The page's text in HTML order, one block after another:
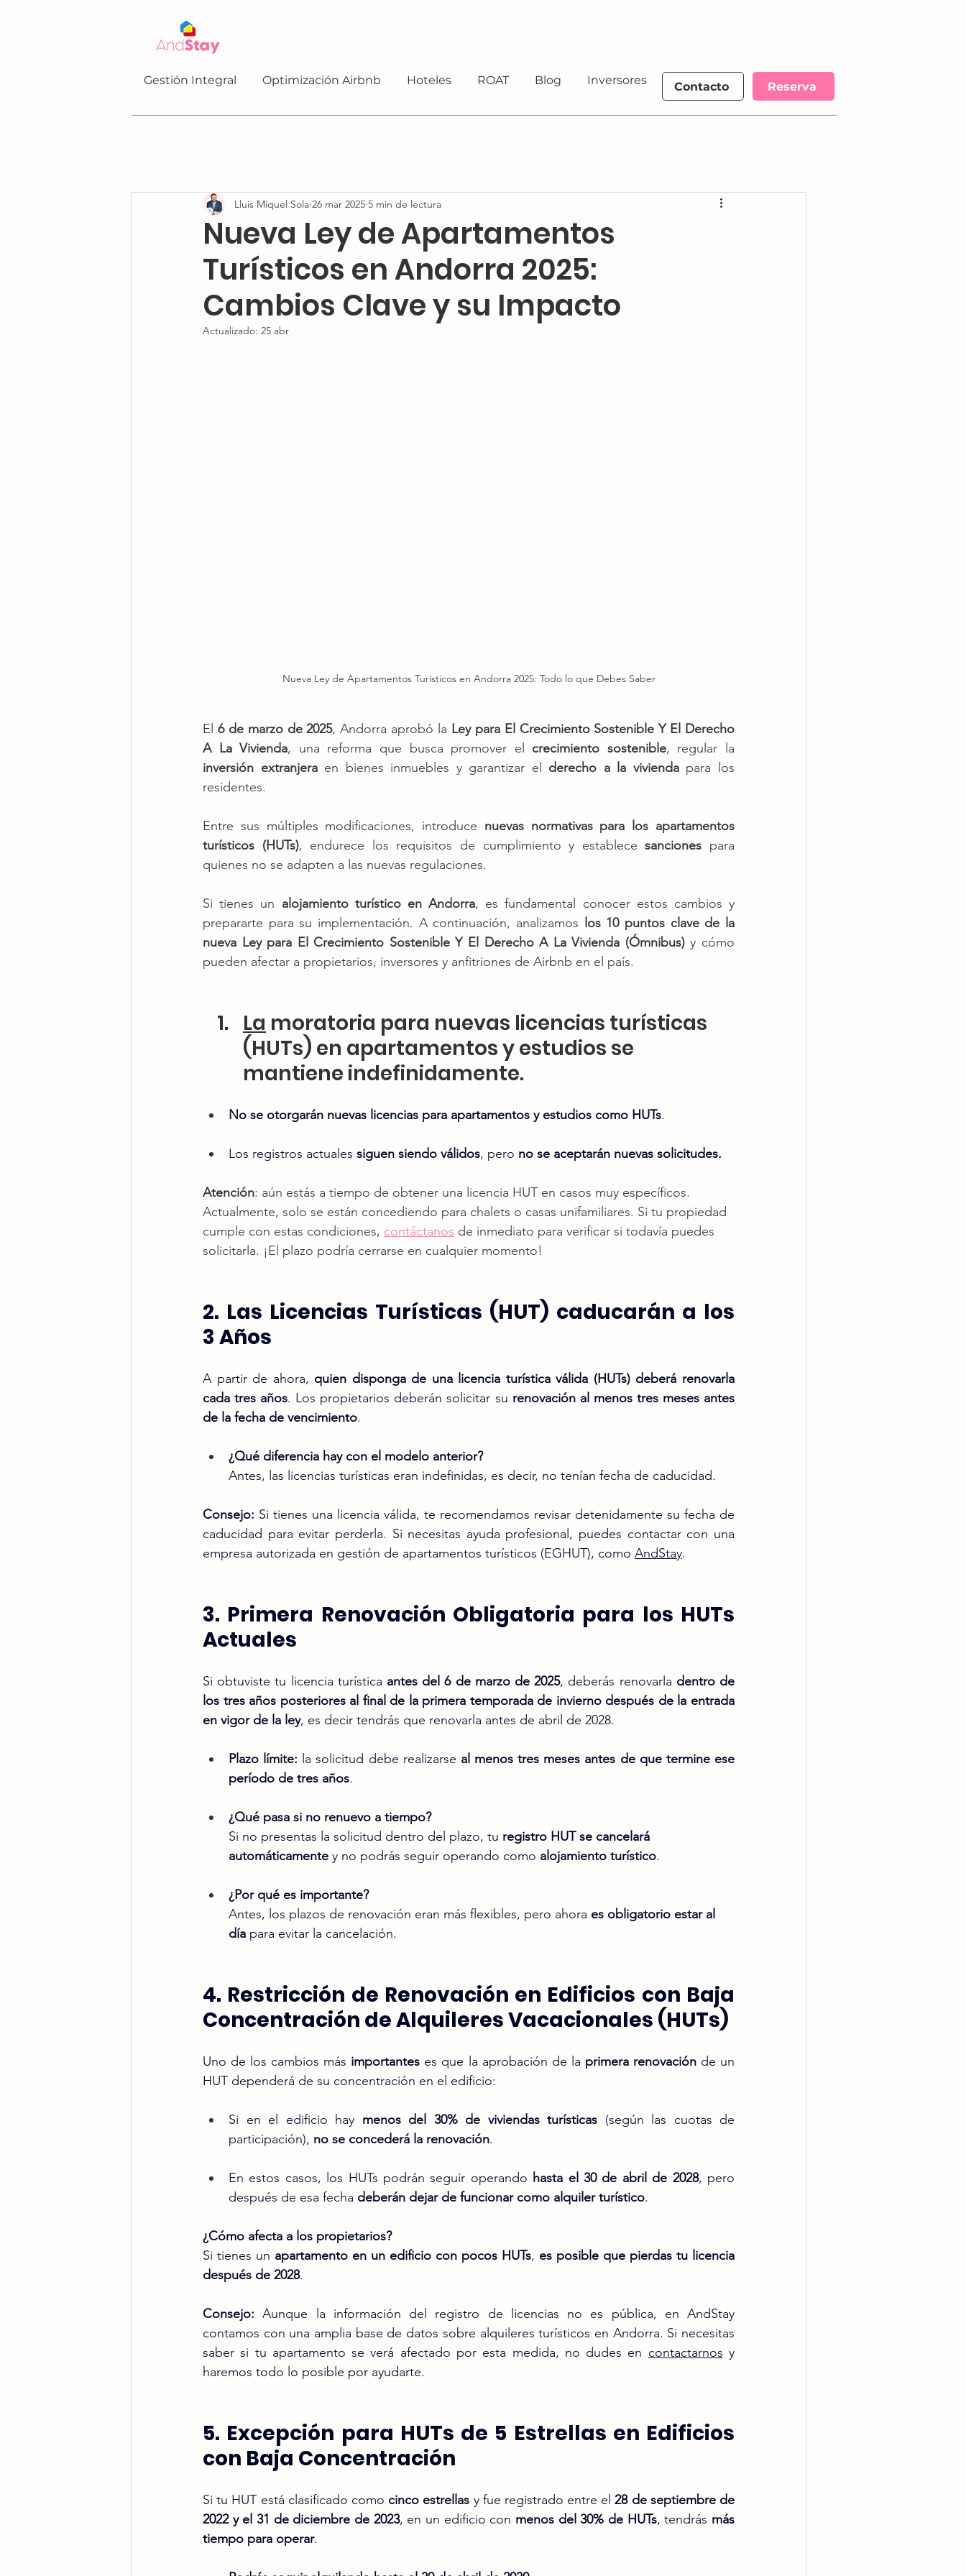
Gestión Integral Optimización Airbnb Hoteles ROAT Blog Inversores More
Contacto Reserva
Nueva Ley de Apartamentos
Turísticos en Andorra 2025:
Cambios Clave y su Impacto
Lluis Miquel Sola 26 mar 2025 5 min de lectura
Actualizado: 25 abr
Nueva Ley de Apartamentos Turísticos en Andorra 2025: Todo lo que Debes Saber
El 6 de marzo de 2025, Andorra aprobó la Ley para El Crecimiento Sostenible Y El Derecho
A La Vivienda, una reforma que busca promover el crecimiento sostenible
inversión extranjera en bienes inmuebles y garantizar el derecho a la vivienda para los
residentes.
Entre sus múltiples modificaciones, introduce nuevas normativas para los apartamentos
turísticos (HUTs), endurece los requisitos de cumplimiento y establece sanciones para
quienes no se adapten a las nuevas regulaciones.
Si tienes un alojamiento turístico en Andorra, es fundamental conocer estos cambios y
prepararte para su implementación. A continuación, analizamos
los 10 puntos clave de la
nueva Ley para El Crecimiento Sostenible Y El Derecho A La Vivienda (Ómnibus) y cómo
pueden afectar a propietarios, inversores y anfitriones de Airbnb en el país.
La moratoria para nuevas licencias turísticas
(HUTs) en apartamentos y estudios se
mantiene indefinidamente.
No se otorgarán nuevas licencias para apartamentos y estudios como HUTs.
Los registros actuales siguen siendo válidos, pero no se aceptarán nuevas solicitudes.
Atención: aún estás a tiempo de obtener una licencia HUT en casos muy específicos.
Actualmente, solo se están concediendo para chalets o casas unifamiliares. Si tu propiedad
cumple con estas condiciones, contáctanos de inmediato para verificar si todavía puedes
solicitarla. ¡El plazo podría cerrarse en cualquier momento!
2. Las Licencias Turísticas (HUT) caducarán a los
3 Años
A partir de ahora, quien disponga de una licencia turística válida (HUTs) deberá renovarla
cada tres años. Los propietarios deberán solicitar su renovación al menos tres meses antes
de la fecha de vencimiento.
¿Qué diferencia hay con el modelo anterior?
Antes, las licencias turísticas eran indefinidas, es decir, no tenían fecha de caducidad.
Consejo: Si tienes una licencia válida, te recomendamos revisar detenidamente su fecha de
caducidad para evitar perderla. Si necesitas ayuda profesional, puedes contactar con una
empresa autorizada en gestión de apartamentos turísticos (EGHUT), como AndStay.
3. Primera Renovación Obligatoria para los HUTs
Actuales
Si obtuviste tu licencia turística antes del 6 de marzo de 2025, deberás renovarla dentro de
los tres años posteriores al final de la primera temporada de invierno después de la entrada
en vigor de la ley, es decir tendrás que renovarla antes de abril de 2028.
Plazo límite: la solicitud debe realizarse al menos tres meses antes de que termine ese
período de tres años.
¿Qué pasa si no renuevo a tiempo?
Si no presentas la solicitud dentro del plazo, tu registro HUT se cancelará
automáticamente y no podrás seguir operando como alojamiento turístico.
¿Por qué es importante?
Antes, los plazos de renovación eran más flexibles, pero ahora es obligatorio estar al
día para evitar la cancelación.
4. Restricción de Renovación en Edificios con Baja
Concentración de Alquileres Vacacionales (HUTs)
Uno de los cambios más importantes es que la aprobación de la primera renovación de un
HUT dependerá de su concentración en el edificio:
Si en el edificio hay menos del 30% de viviendas turísticas (según las cuotas de
participación), no se concederá la renovación.
En estos casos, los HUTs podrán seguir operando hasta el 30 de abril de 2028, pero
después de esa fecha deberán dejar de funcionar como alquiler turístico.
¿Cómo afecta a los propietarios?
Si tienes un apartamento en un edificio con pocos HUTs, es posible que pierdas tu licencia
después de 2028.
Consejo: Aunque la información del registro de licencias no es pública, en AndStay
contamos con una amplia base de datos sobre alquileres turísticos en Andorra. Si necesitas
saber si tu apartamento se verá afectado por esta medida, no dudes en contactarnos y
haremos todo lo posible por ayudarte.
5. Excepción para HUTs de 5 Estrellas en Edificios
con Baja Concentración
Si tu HUT está clasificado como cinco estrellas y fue registrado entre el 28 de septiembre de
2022 y el 31 de diciembre de 2023, en un edificio con menos del 30% de HUTs, tendrás más
tiempo para operar.